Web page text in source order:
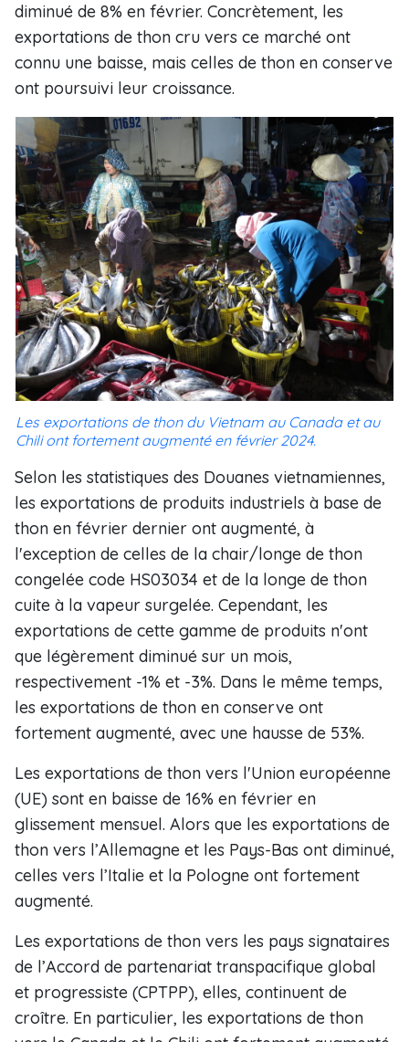
diminué de 8% en février. Concrètement, les
exportations de thon cru vers ce marché ont
connu une baisse, mais celles de thon en conserve
ont poursuivi leur croissance.
Les exportations de thon du Vietnam au Canada et au
Chili ont fortement augmenté en février 2024.
Selon les statistiques des Douanes vietnamiennes,
les exportations de produits industriels à base de
thon en février dernier ont augmenté, à
l'exception de celles de la chair/longe de thon
congelée code HS03034 et de la longe de thon
cuite à la vapeur surgelée. Cependant, les
exportations de cette gamme de produits n'ont
que légèrement diminué sur un mois,
respectivement -1% et -3%. Dans le même temps,
les exportations de thon en conserve ont
fortement augmenté, avec une hausse de 53%.
Les exportations de thon vers l'Union européenne
(UE) sont en baisse de 16% en février en
glissement mensuel. Alors que les exportations de
thon vers l’Allemagne et les Pays-Bas ont diminué,
celles vers l’Italie et la Pologne ont fortement
augmenté.
Les exportations de thon vers les pays signataires
de l’Accord de partenariat transpacifique global
et progressiste (CPTPP), elles, continuent de
croître. En particulier, les exportations de thon